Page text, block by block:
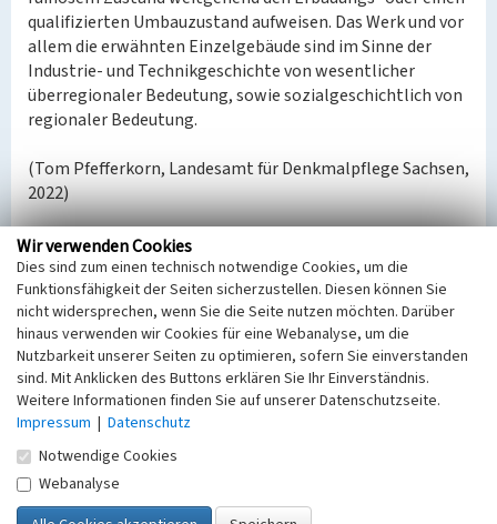
qualifizierten Umbauzustand aufweisen. Das Werk und vor
allem die erwähnten Einzelgebäude sind im Sinne der
Industrie- und Technikgeschichte von wesentlicher
überregionaler Bedeutung, sowie sozialgeschichtlich von
regionaler Bedeutung.
(Tom Pfefferkorn, Landesamt für Denkmalpflege Sachsen,
2022)
Datierung:
Erbauung 1888-1889
Quellen/Literaturangaben:
Heinze, Helga; Klein, Holger; Krabath, Stefan:
Muskauer Steinzeug – Handwerk und Industrie;
Verlag Gunther Oettel 2019.
Wikipedia Ludwig Rohrmann
Bauherr / Auftraggeber:
Bauherr: Rohrmann, Ludwig (1848-1909), und
Nachfolger
Wir verwenden Cookies
Dies sind zum einen technisch notwendige Cookies, um die
Funktionsfähigkeit der Seiten sicherzustellen. Diesen können Sie
nicht widersprechen, wenn Sie die Seite nutzen möchten. Darüber
hinaus verwenden wir Cookies für eine Webanalyse, um die
Nutzbarkeit unserer Seiten zu optimieren, sofern Sie einverstanden
sind. Mit Anklicken des Buttons erklären Sie Ihr Einverständnis.
Weitere Informationen finden Sie auf unserer Datenschutzseite.
Impressum | Datenschutz
Notwendige Cookies
Webanalyse